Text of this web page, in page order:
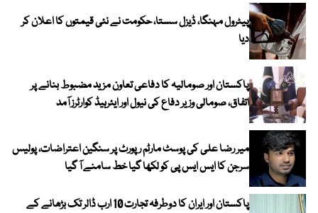
پیٹرول مہنگا، ڈیزل سستا، حکومت نے نئی قیمتوں کا اعلان کر
دیا
پاکستان اور صومالیہ کا دفاعی تعاون مزید مضبوط بنانے پر
اتفاق، صومالی وزیر دفاع کی نیول اور ایئرہیڈ کوارٹرز آمد
میر رضا علی کی پوسٹ مارٹم رپورٹ پر سنگین اعتراضات، پولیس
سرجن کا ایس ایس پی کو لکھا گیا خط سامنے آ گیا
پاکستان اور ایران کا دوطرفہ تجارت 10 ارب ڈالر تک بڑھانے کے